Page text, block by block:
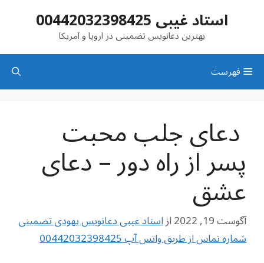
استاد غیبی 00442032398425
بهترین دعانویس تضمینی در اروپا و آمریکا
فهرست
دعای جلب محبت
پسر از راه دور – دعای
عشق
آگوست 19, 2022 ازاستاد غیبی دعانویس یهودی تضمینی
شماره تماس از طریق واتس آپ 00442032398425